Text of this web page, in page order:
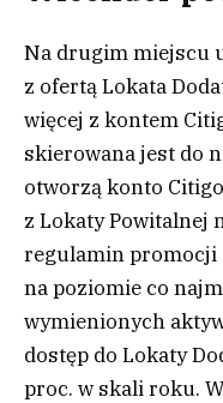
Na drugim miejscu
z ofertą Lokata
więcej z kontem
skierowana jest do
otworzą konto
z Lokaty Powitalnej
regulamin promocji
na poziomie co
wymienionych
dostęp do Lokaty
proc. w skali roku.